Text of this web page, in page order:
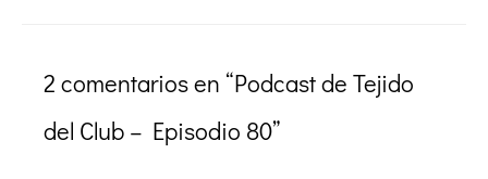
2 comentarios en “Podcast de Tejido
del Club – Episodio 80”